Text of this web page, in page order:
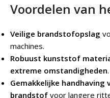
Voordelen van
Veilige brandstofopslag
machines.
Robuust kunststof
extreme omstandigheden.
Gemakkelijke handhaving
brandstof voor langere